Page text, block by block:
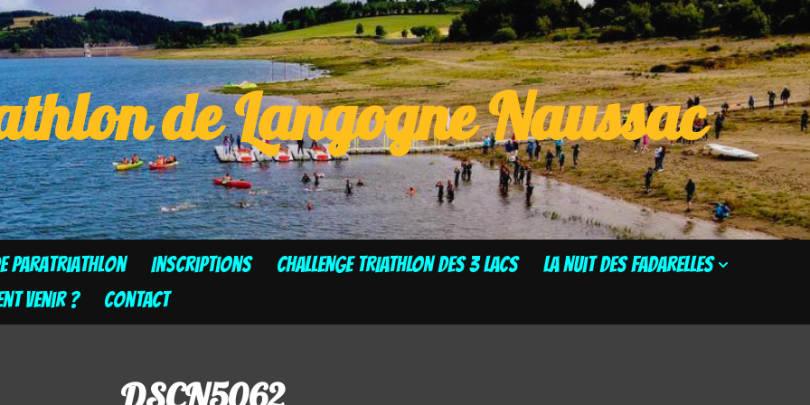
de Langogne Naussac
Paratriathlon Inscriptions CHALLENGE TRIATHLON DES 3 LACS
La Nuit des Fadarelles
venir ? Contact